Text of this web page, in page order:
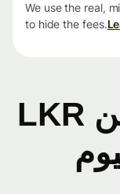
We use the
to hide the fees.
أسعار الصرف من LKR